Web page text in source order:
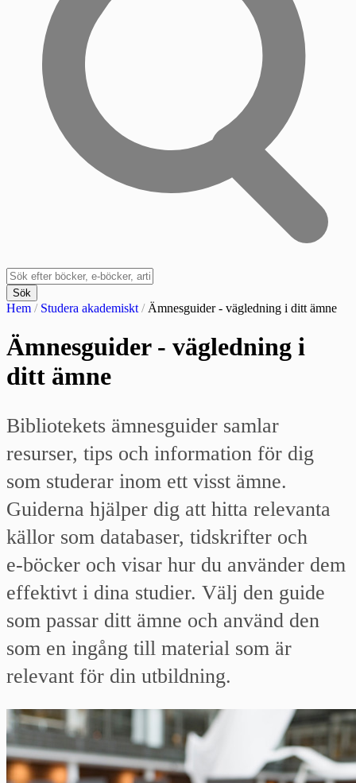
Sök
Hem / Studera akademiskt / Ämnesguider - vägledning i ditt ämne
Ämnesguider - vägledning i
ditt ämne
Bibliotekets ämnesguider samlar
resurser, tips och information för dig
som studerar inom ett visst ämne.
Guiderna hjälper dig att hitta relevanta
källor som databaser, tidskrifter och
e‑böcker och visar hur du använder dem
effektivt i dina studier. Välj den guide
som passar ditt ämne och använd den
som en ingång till material som är
relevant för din utbildning.